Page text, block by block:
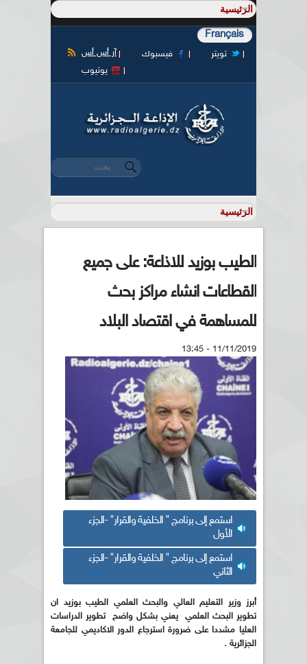
Français
آر أس أس فيسبوك
تويتر
يوتيوب
استمارة البحث
‏بحث ‏
الطيب بوزيد للاذاعة: على جميع
القطاعات انشاء مراكز بحث
للمساهمة في اقتصاد البلاد
11/11/2019 - 13:45
استمع إلى برنامج " الخلفية والقرار" -الجزء
الأول
استمع إلى برنامج " الخلفية والقرار" -الجزء
الثاني
أبرز وزير التعليم العالي والبحث العلمي الطيب بوزيد ان
تطوير البحث العلمي يعني بشكل واضح تطوير الدراسات
العليا مشددا على ضرورة استرجاع الدور الاكاديمي للجامعة
الجزائرية .